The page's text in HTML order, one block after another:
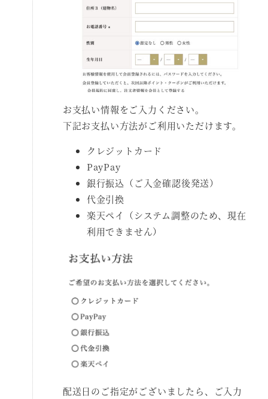
お支払い情報をご入力ください。
下記お支払い方法がご利用いただけます。
クレジットカード
PayPay
銀行振込（ご入金確認後発送）
代金引換
楽天ペイ（システム調整のため、現在
利用できません）
配送日のご指定がございましたら、ご入力